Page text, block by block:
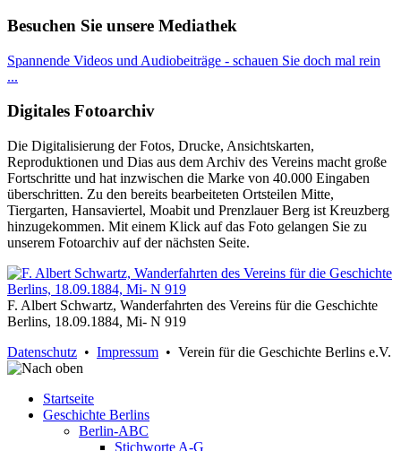
Besuchen Sie unsere Mediathek
Spannende Videos und Audiobeiträge - schauen Sie doch mal rein
...
Digitales Fotoarchiv
Die Digitalisierung der Fotos, Drucke, Ansichtskarten,
Reproduktionen und Dias aus dem Archiv des Vereins macht große
Fortschritte und hat inzwischen die Marke von 40.000 Eingaben
überschritten. Zu den bereits bearbeiteten Ortsteilen Mitte,
Tiergarten, Hansaviertel, Moabit und Prenzlauer Berg ist Kreuzberg
hinzugekommen. Mit einem Klick auf das Foto gelangen Sie zu
unserem Fotoarchiv auf der nächsten Seite.
F. Albert Schwartz, Wanderfahrten des Vereins für die Geschichte
Berlins, 18.09.1884, Mi- N 919
Datenschutz • Impressum • Verein für die Geschichte Berlins e.V.
Startseite
Geschichte Berlins
Berlin-ABC
Stichworte A-G